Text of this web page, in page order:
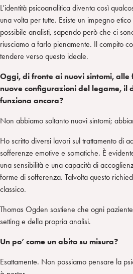
L’identità psicoanalitica diventa così
una volta per tutte. Esiste un impegno
possibile analisti, sapendo però che ci
riusciamo a farlo pienamente. Il compito
tendere verso questo ideale.
Oggi, di fronte ai nuovi sintomi,
nuove configurazioni del legame, il
funziona ancora?
Non abbiamo soltanto nuovi sintomi;
Ho scritto diversi lavori sul trattamento di
sofferenze emotive e somatiche. È
una sensibilità e una capacità di
forme di sofferenza. Talvolta questo
classico.
Thomas Ogden sostiene che ogni
setting e della propria analisi.
Un po’ come un abito su misura?
Esattamente. Non possiamo pensare la